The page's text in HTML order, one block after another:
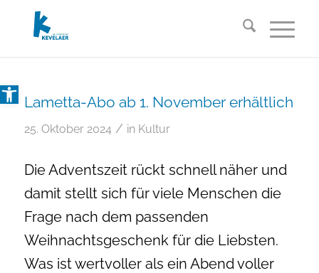
Open toolbar
Lametta-Abo ab 1. November erhältlich
25. Oktober 2024 / in Kultur
Die Adventszeit rückt schnell näher und
damit stellt sich für viele Menschen die
Frage nach dem passenden
Weihnachtsgeschenk für die Liebsten.
Was ist wertvoller als ein Abend voller